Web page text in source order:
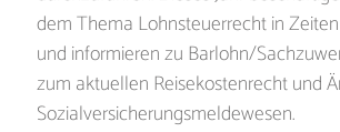
dem Thema Lohnsteuerrecht in
und informieren zu Barlohn/
zum aktuellen Reisekostenrecht und
Sozialversicherungsmeldewesen.